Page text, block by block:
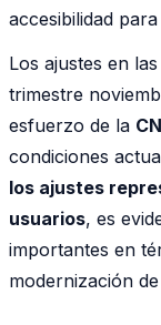
accesibilidad
Los ajustes en
trimestre
esfuerzo de la
condiciones
los ajustes
usuarios, es
importantes en
modernización